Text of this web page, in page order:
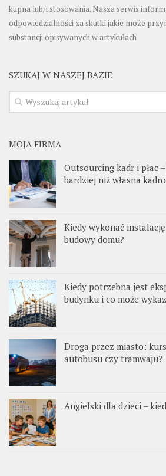
kupna lub/i stosowania. Nasza serwis
odpowiedzialności za skutki jakie może
substancji opisywanych w artykułach
SZUKAJ W NASZEJ BAZIE
MOJA FIRMA
Outsourcing kadr i płac
bardziej niż własna
Kiedy wykonać
budowy domu?
Kiedy potrzebna jest
budynku i co może
Droga przez miasto:
autobusu czy tramwaju?
Angielski dla dzieci –